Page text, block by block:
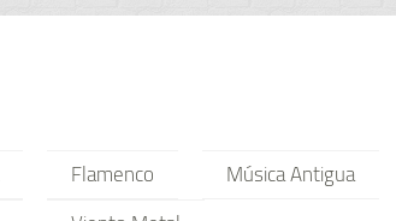
Flamenco Música Antigua